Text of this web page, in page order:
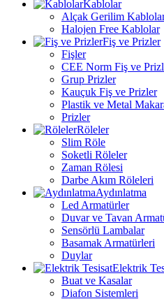
Kablolar
Alçak Gerilim
Halojen Free Kablolar
Fiş ve Prizler
Fişler
CEE Norm Fiş ve
Grup Prizler
Kauçuk Fiş ve Prizler
Plastik ve Metal
Prizler
Röleler
Slim Röle
Soketli Röleler
Zaman Rölesi
Darbe Akım Röleleri
Aydınlatma
Led Armatürler
Duvar ve Tavan
Sensörlü Lambalar
Basamak Armatürleri
Duylar
Elektrik
Buat ve Kasalar
Diafon Sistemleri